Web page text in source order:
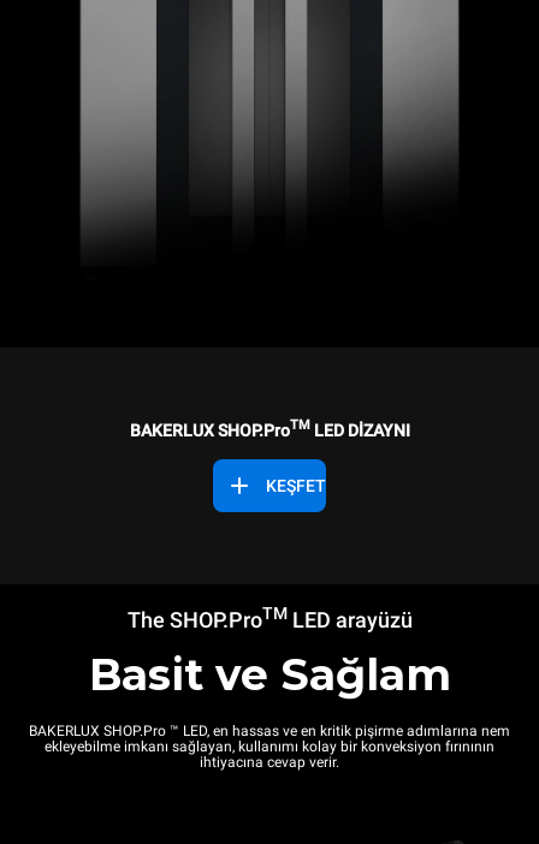
BAKERLUX SHOP.ProTMLED DİZAYNI
KEŞFET
The SHOP.ProTMLED arayüzü
Basit ve Sağlam
BAKERLUX SHOP.Pro ™ LED, en hassas ve en kritik pişirme adımlarına nem
ekleyebilme imkanı sağlayan, kullanımı kolay bir konveksiyon fırınının
ihtiyacına cevap verir.